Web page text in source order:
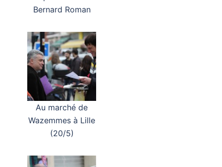
Bernard Roman
Au marché de
Wazemmes à Lille
(20/5)